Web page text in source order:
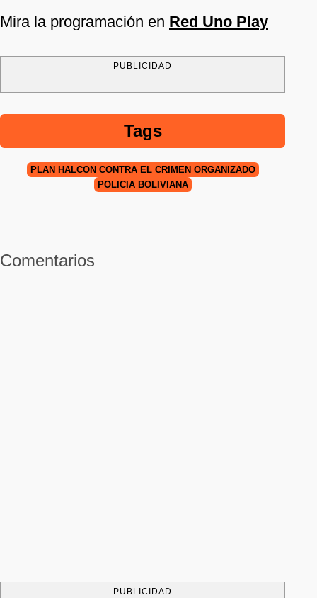
Mira la programación en Red Uno Play
PUBLICIDAD
Tags
PLAN HALCÓN CONTRA EL CRIMEN ORGANIZADO
POLICÍA BOLIVIANA
Comentarios
PUBLICIDAD